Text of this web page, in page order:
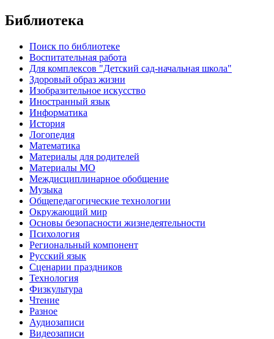
Библиотека
Поиск по библиотеке
Воспитательная работа
Для комплексов "Детский сад-начальная школа"
Здоровый образ жизни
Изобразительное искусство
Иностранный язык
Информатика
История
Логопедия
Математика
Материалы для родителей
Материалы МО
Междисциплинарное обобщение
Музыка
Общепедагогические технологии
Окружающий мир
Основы безопасности жизнедеятельности
Психология
Региональный компонент
Русский язык
Сценарии праздников
Технология
Физкультура
Чтение
Разное
Аудиозаписи
Видеозаписи